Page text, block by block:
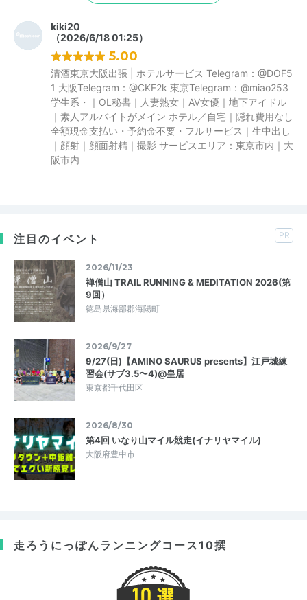
kiki20
（2026/6/18 01:25）
5.00
清酒東京大阪出張 | ホテルサービス Telegram：@DOF5
1 大阪Telegram：@CKF2k 東京Telegram：@miao253
学生系・｜OL秘書｜人妻熟女｜AV女優｜地下アイドル
｜素人アルバイトがメイン ホテル／自宅｜隠れ費用なし
全額現金支払い・予約金不要・フルサービス｜生中出し
｜顔射｜顔面射精｜撮影 サービスエリア：東京市内｜大
阪市内
注目のイベント PR
2026/11/23
禅僧山 TRAIL RUNNING & MEDITATION 2026(第
9回）
徳島県海部郡海陽町
2026/9/27
9/27(日)【AMINO SAURUS presents】江戸城練
習会(サブ3.5〜4)@皇居
東京都千代田区
2026/8/30
第4回 いなり山マイル競走(イナリヤマイル)
大阪府豊中市
走ろうにっぽんランニングコース10撰